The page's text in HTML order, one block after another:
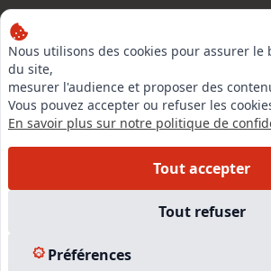
Nous utilisons des cookies pour assurer
du site,
mesurer l'audience et proposer des
Vous pouvez accepter ou refuser les
En savoir plus sur notre politique de
Tout accepter
Tout refuser
Préférences
LinkedIn
Instagram
EN SAVOIR PLUS
Formations